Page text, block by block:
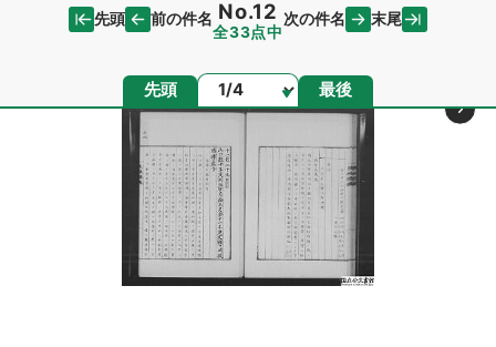
先頭 前の件名 No.12
全33点中
次の件名 末尾
先頭 ページ 最後